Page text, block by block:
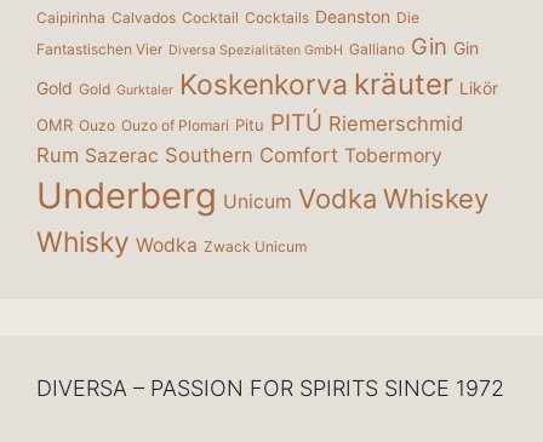
Caipirinha Calvados Cocktail Cocktails Deanston Die
Fantastischen Vier Diversa Spezialitäten GmbH Galliano Gin Gin
Gold Gold Gurktaler Koskenkorva kräuter Likör
OMR Ouzo Ouzo of Plomari Pitu PITÚ Riemerschmid
Rum Sazerac Southern Comfort Tobermory
Underberg Unicum Vodka Whiskey
Whisky Wodka Zwack Unicum
DIVERSA – PASSION FOR SPIRITS SINCE 1972